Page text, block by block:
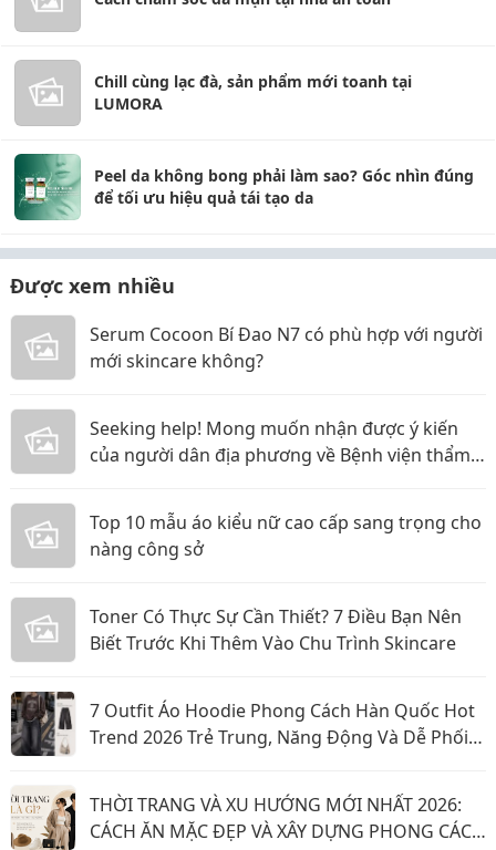
Chill cùng lạc đà, sản phẩm mới toanh tại
LUMORA
Peel da không bong phải làm sao? Góc nhìn đúng
để tối ưu hiệu quả tái tạo da
Được xem nhiều
Serum Cocoon Bí Đao N7 có phù hợp với người
mới skincare không?
Seeking help! Mong muốn nhận được ý kiến
của người dân địa phương về Bệnh viện thẩm
Top 10 mẫu áo kiểu nữ cao cấp sang trọng cho
nàng công sở
Toner Có Thực Sự Cần Thiết? 7 Điều Bạn Nên
Biết Trước Khi Thêm Vào Chu Trình Skincare
7 Outfit Áo Hoodie Phong Cách Hàn Quốc Hot
Trend 2026 Trẻ Trung, Năng Động Và Dễ Phối
THỜI TRANG VÀ XU HƯỚNG MỚI NHẤT 2026:
CÁCH ĂN MẶC ĐẸP VÀ XÂY DỰNG PHONG CÁCH